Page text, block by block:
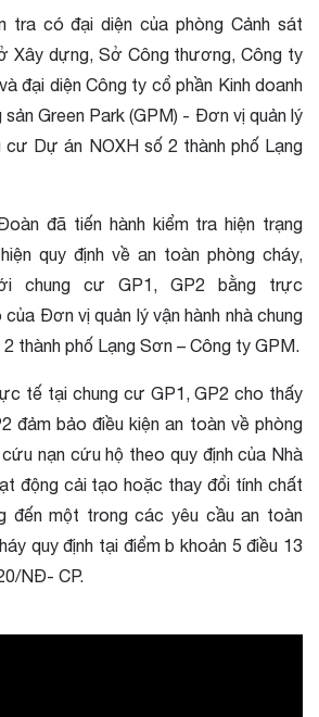
tra có đại diện của phòng Cảnh sát
Xây dựng, Sở Công thương, Công ty
đại diện Công ty cổ phần Kinh doanh
sản Green Park (GPM) - Đơn vị quản lý
cư Dự án NOXH số 2 thành phố Lạng
đã tiến hành kiểm tra hiện trạng
quy định về an toàn phòng cháy,
chung cư GP1, GP2 bằng trực
Đơn vị quản lý vận hành nhà chung
thành phố Lạng Sơn – Công ty GPM.
tế tại chung cư GP1, GP2 cho thấy
đảm bảo điều kiện an toàn về phòng
nạn cứu hộ theo quy định của Nhà
động cải tạo hoặc thay đổi tính chất
đến một trong các yêu cầu an toàn
quy định tại điểm b khoản 5 điều 13
NĐ- CP.